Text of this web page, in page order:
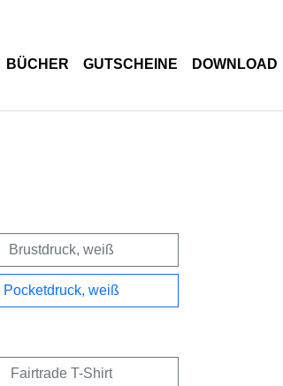
BÜCHER GUTSCHEINE DOWNLOAD
Brustdruck, weiß
Pocketdruck, weiß
Fairtrade T-Shirt